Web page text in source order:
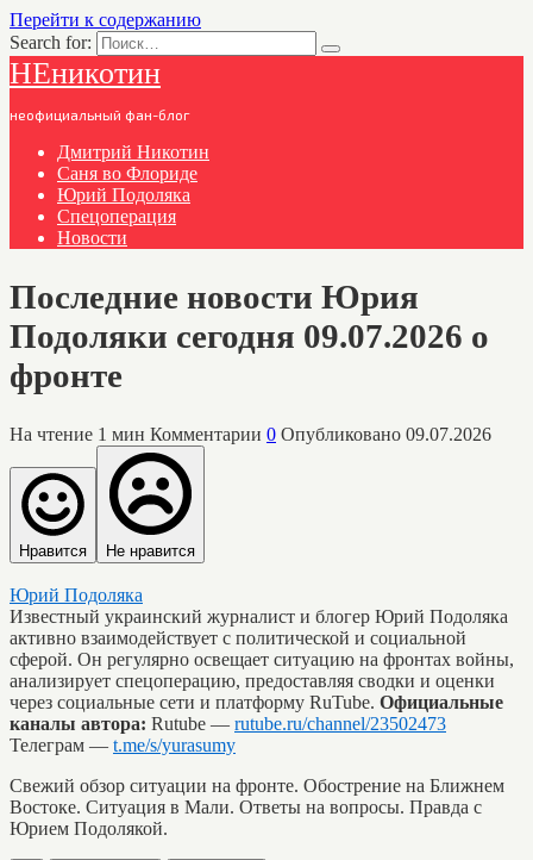
Перейти к содержанию
Search for:
НЕникотин
неофициальный фан-блог
Дмитрий Никотин
Саня во Флориде
Юрий Подоляка
Спецоперация
Новости
Последние новости Юрия
Подоляки сегодня 09.07.2026 о
фронте
На чтение 1 мин Комментарии 0 Опубликовано 09.07.2026
Нравится Не нравится
Юрий Подоляка
Известный украинский журналист и блогер Юрий Подоляка
активно взаимодействует с политической и социальной
сферой. Он регулярно освещает ситуацию на фронтах войны,
анализирует спецоперацию, предоставляя сводки и оценки
через социальные сети и платформу RuTube. Официальные
каналы автора: Rutube — rutube.ru/channel/23502473
Телеграм — t.me/s/yurasumy
Свежий обзор ситуации на фронте. Обострение на Ближнем
Востоке. Ситуация в Мали. Ответы на вопросы. Правда с
Юрием Подолякой.